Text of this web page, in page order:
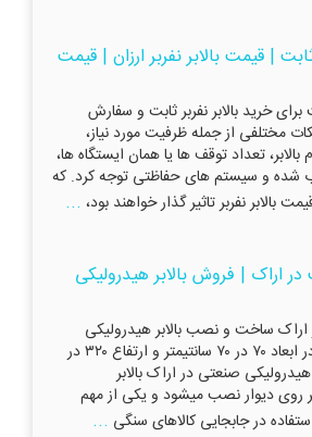
| قیمت بالابر نفربر ارزان | قیمت
برای خرید بالابر نفربر ثابت و سفارش
مختلفی از جمله ظرفیت مورد نیاز،
بالابر، تعداد توقف ها یا همان ایستگاه ها،
شده و سیستم های حفاظتی توجه کرد. که
بالابر نفربر تاثیر گذار خواهند بود، ...
در اراک | فروش بالابر هیدرولیکی
اراک ساخت و نصب بالابر هیدرولیکی
صنعتی ۳۰۰ کیلوگرم در ابعاد ۷۰ در ۷۰ سانتیمتر و ارتفاع ۳۲۰ در
صنعتی در اراک بالابر
روی دیوار نصب میشود و یکی از مهم
در جابجایی کالاهای سنگی ...